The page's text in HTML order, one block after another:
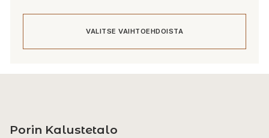
VALITSE VAIHTOEHDOISTA
muunnelma.
Porin Kalustetalo